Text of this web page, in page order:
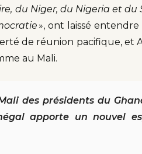
du Niger, du Nigeria et
», ont laissé
de réunion pacifique,
au Mali.
des présidents du
apporte un nouvel